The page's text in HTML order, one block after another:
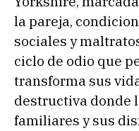
la pareja,
sociales y
ciclo de odio que
transforma sus
destructiva donde
familiares y sus